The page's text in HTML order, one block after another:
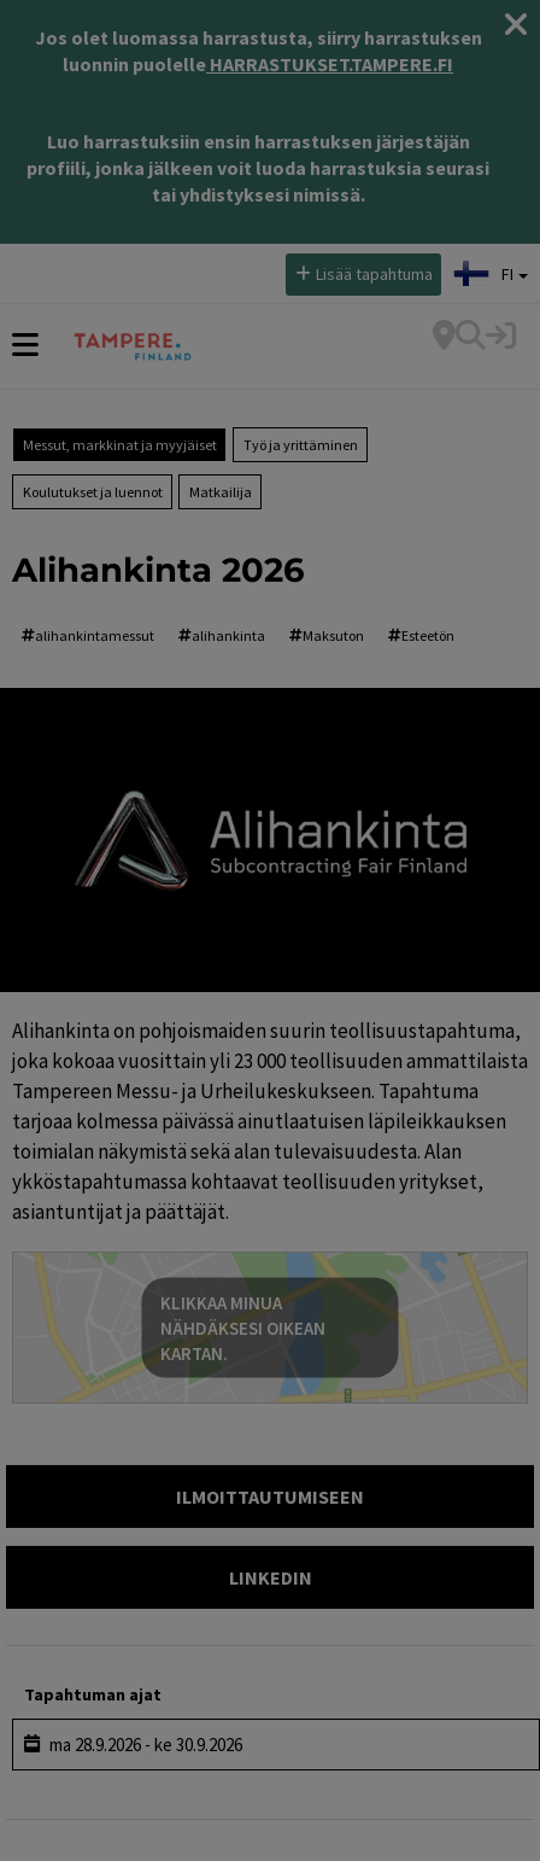
Jos olet luomassa harrastusta, siirry harrastuksen
luonnin puolelle HARRASTUKSET.TAMPERE.FI
Luo harrastuksiin ensin harrastuksen järjestäjän
profiili, jonka jälkeen voit luoda harrastuksia seurasi
tai yhdistyksesi nimissä.
Lisää tapahtuma FI
Messut, markkinat ja myyjäiset Työ ja yrittäminen
Koulutukset ja luennot Matkailija
Alihankinta 2026
alihankintamessut alihankinta Maksuton Esteetön
Alihankinta on pohjoismaiden suurin teollisuustapahtuma,
joka kokoaa vuosittain yli 23 000 teollisuuden ammattilaista
Tampereen Messu- ja Urheilukeskukseen. Tapahtuma
tarjoaa kolmessa päivässä ainutlaatuisen läpileikkauksen
toimialan näkymistä sekä alan tulevaisuudesta. Alan
ykköstapahtumassa kohtaavat teollisuuden yritykset,
asiantuntijat ja päättäjät.
KLIKKAA MINUA
NÄHDÄKSESI OIKEAN
KARTAN.
ILMOITTAUTUMISEEN
LINKEDIN
Tapahtuman ajat
ma 28.9.2026 - ke 30.9.2026